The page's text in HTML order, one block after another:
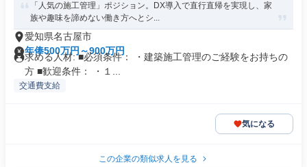
「人気の施工管理」ポジション。DX導入で直行直帰を実現し、家
族や趣味を諦めない働き方へとシ...
愛知県名古屋市
年俸500万円～900万円
求める人材: ■必須条件： ・建築施工管理のご経験をお持ちの
方 ■歓迎条件： ・１...
交通費支給
気になる
この企業の類似求人を見る